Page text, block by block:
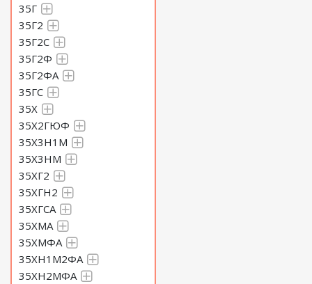
35Г
35Г2
35Г2С
35Г2Ф
35Г2ФА
35ГС
35Х
35Х2ГЮФ
35Х3Н1М
35Х3НМ
35ХГ2
35ХГН2
35ХГСА
35ХМА
35ХМФА
35ХН1М2ФА
35ХН2МФА